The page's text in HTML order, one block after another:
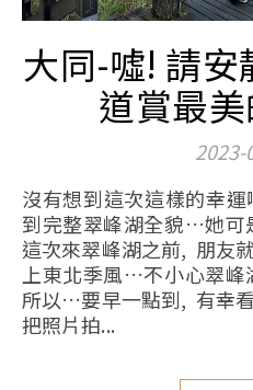
大同-噓! 請安
道賞最
2023-
沒有想到這次這樣的幸運啊, 在11月中竟然可以看
到完整翠峰湖全貌…她可
這次來翠峰湖之前, 朋友
上東北季風…不小心翠
所以…要早一點到, 有幸
把照片拍...